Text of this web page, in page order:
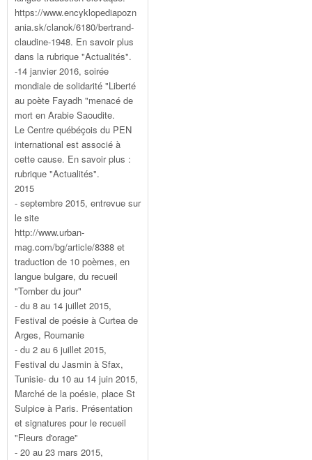
https://www.encyklopediapozn
ania.sk/clanok/6180/bertrand-
claudine-1948. En savoir plus
dans la rubrique "Actualités".
-14 janvier 2016, soirée
mondiale de solidarité "Liberté
au poète Fayadh "menacé de
mort en Arabie Saoudite.
Le Centre québéçois du PEN
international est associé à
cette cause. En savoir plus :
rubrique "Actualités".
2015
- septembre 2015, entrevue sur
le site
http://www.urban-
mag.com/bg/article/8388 et
traduction de 10 poèmes, en
langue bulgare, du recueil
"Tomber du jour"
- du 8 au 14 juillet 2015,
Festival de poésie à Curtea de
Arges, Roumanie
- du 2 au 6 juillet 2015,
Festival du Jasmin à Sfax,
Tunisie- du 10 au 14 juin 2015,
Marché de la poésie, place St
Sulpice à Paris. Présentation
et signatures pour le recueil
"Fleurs d'orage"
- 20 au 23 mars 2015,